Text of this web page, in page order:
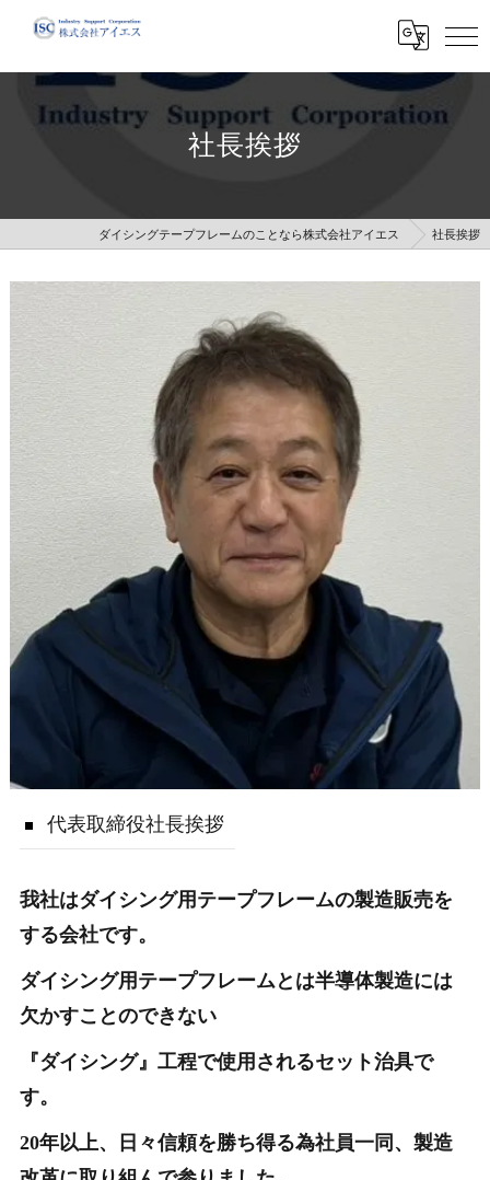
社長挨拶
ダイシングテープフレームのことなら株式会社アイエス 社長挨拶
代表取締役社長挨拶
我社はダイシング用テープフレームの製造販売を
する会社です。
ダイシング用テープフレームとは半導体製造には
欠かすことのできない
『ダイシング』工程で使用されるセット治具で
す。
20年以上、日々信頼を勝ち得る為社員一同、製造